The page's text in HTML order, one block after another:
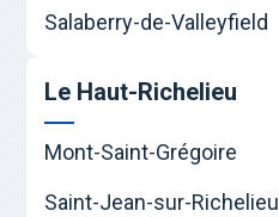
Salaberry-de-Valleyfield
Le Haut-Richelieu
Mont-Saint-Grégoire
Saint-Jean-sur-Richelieu